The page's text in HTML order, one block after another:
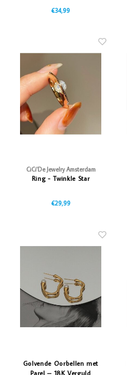
€34,99
CiCi'De Jewelry Amsterdam
Ring - Twinkle Star
€29,99
Golvende Oorbellen met
Parel – 18K Verguld